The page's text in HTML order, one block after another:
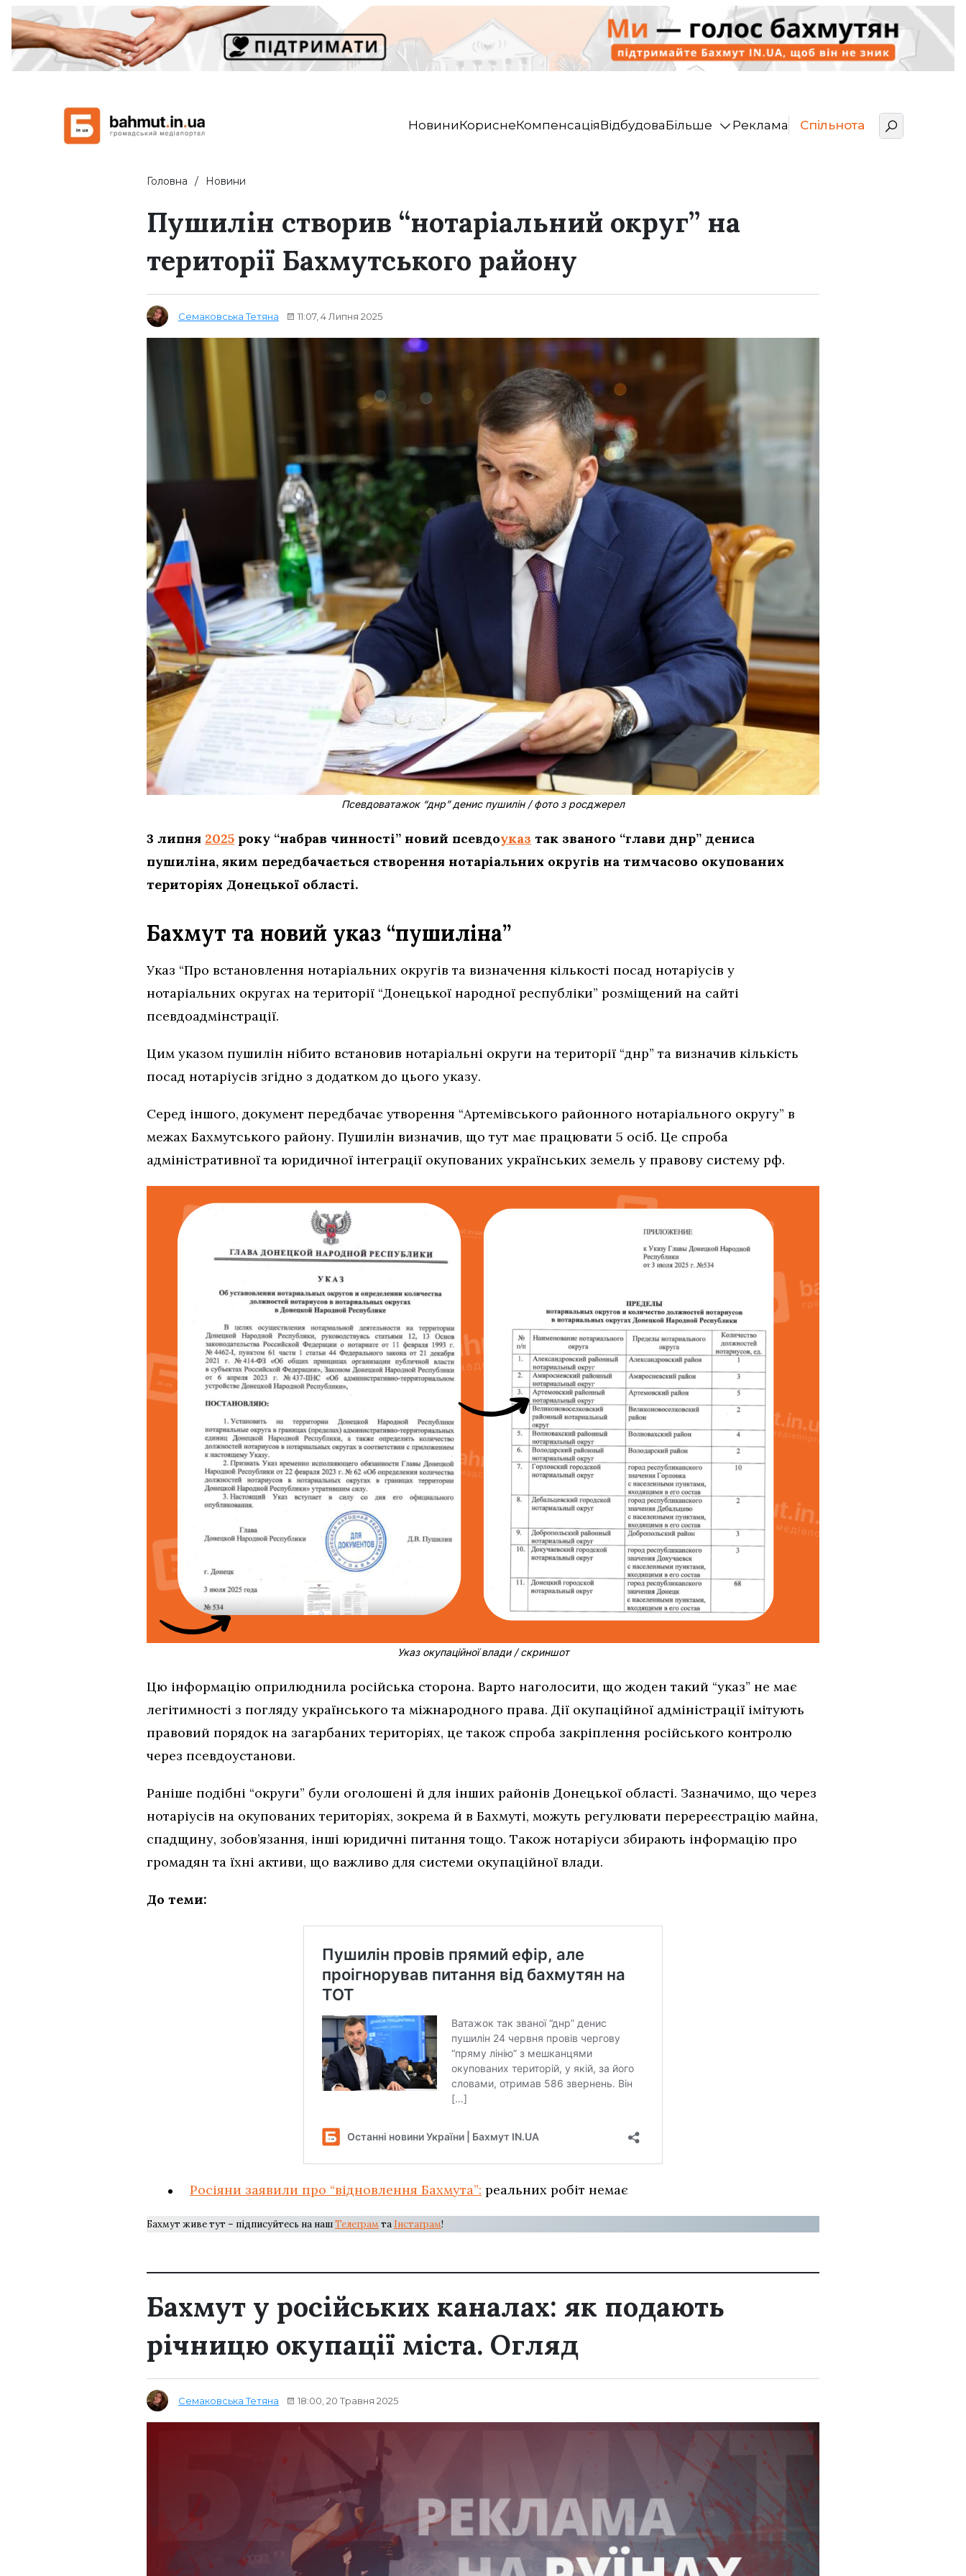
НовиниКориснеКомпенсаціяВідбудоваБільше Реклама Спільнота
Головна Новини
Пушилін створив “нотаріальний округ” на
території Бахмутського району
Семаковська Тетяна 11:07, 4 Липня 2025
Псевдоватажок “днр” денис пушилін / фото з росджерел
3 липня 2025 року “набрав чинності” новий псевдоуказ так званого “глави днр” дениса
пушиліна, яким передбачається створення нотаріальних округів на тимчасово окупованих
територіях Донецької області.
Бахмут та новий указ “пушиліна”
Указ “Про встановлення нотаріальних округів та визначення кількості посад нотаріусів у
нотаріальних округах на території “Донецької народної республіки” розміщений на сайті
псевдоадмінстрації.
Цим указом пушилін нібито встановив нотаріальні округи на території “днр” та визначив кількість
посад нотаріусів згідно з додатком до цього указу.
Серед іншого, документ передбачає утворення “Артемівського районного нотаріального округу” в
межах Бахмутського району. Пушилін визначив, що тут має працювати 5 осіб. Це спроба
адміністративної та юридичної інтеграції окупованих українських земель у правову систему рф.
Указ окупаційної влади / скриншот
Цю інформацію оприлюднила російська сторона. Варто наголосити, що жоден такий “указ” не має
легітимності з погляду українського та міжнародного права. Дії окупаційної адміністрації імітують
правовий порядок на загарбаних територіях, це також спроба закріплення російського контролю
через псевдоустанови.
Раніше подібні “округи” були оголошені й для інших районів Донецької області. Зазначимо, що через
нотаріусів на окупованих територіях, зокрема й в Бахмуті, можуть регулювати перереєстрацію майна,
спадщину, зобов’язання, інші юридичні питання тощо. Також нотаріуси збирають інформацію про
громадян та їхні активи, що важливо для системи окупаційної влади.
До теми:
Росіяни заявили про “відновлення Бахмута”: реальних робіт немає
Бахмут живе тут – підписуйтесь на нашТелеграм та Інстаграм!
Бахмут у російських каналах: як подають
річницю окупації міста. Огляд
Семаковська Тетяна 18:00, 20 Травня 2025